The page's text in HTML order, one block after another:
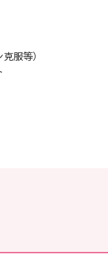
服等）